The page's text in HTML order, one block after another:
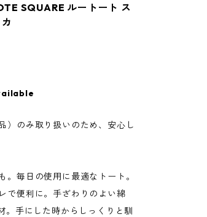
SQUARE ルートート ス
）のみ取り扱いのため、安心し
。毎日の使用に最適なトート。
で便利に。手ざわりのよい綿
手にした時からしっくりと馴